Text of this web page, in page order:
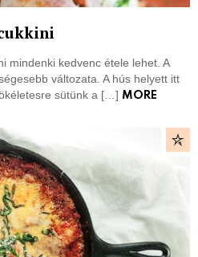
mindenki kedvenc étele lehet. A
változata. A hús helyett itt
sütünk a […] MORE